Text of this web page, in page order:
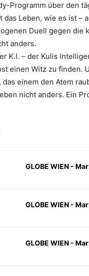
Programm über den
das Leben, wie es ist –
Duell gegen die
anders.
K.I. – der Kulis
einen Witz zu finden.
einem den Atem
nicht anders. Ein
GLOBE WIEN -
GLOBE WIEN -
GLOBE WIEN -